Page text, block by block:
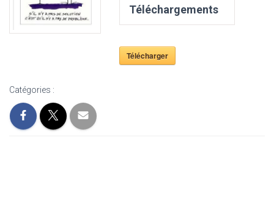
Téléchargements
Télécharger
Catégories :